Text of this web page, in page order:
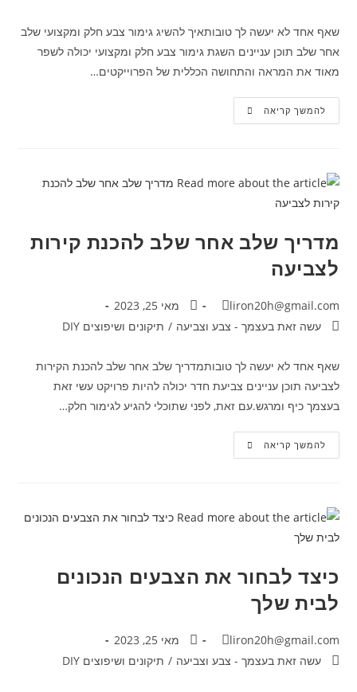
שאף אחד לא יעשה לך טובותאיך להשיג גימור צבע חלק ומקצועי שלב
אחר שלב תוכן עניינים השגת גימור צבע חלק ומקצועי יכולה לשפר
מאוד את המראה והתחושה הכללית של הפרוייקטים…
להמשך קריאה
מדריך שלב אחר שלב להכנת קירות
לצביעה
liron20h@gmail.com
מאי 25, 2023
עשה זאת בעצמך - צבע וצביעה / תיקונים ושיפוצים DIY
שאף אחד לא יעשה לך טובותמדריך שלב אחר שלב להכנת הקירות
לצביעה תוכן עניינים צביעת חדר יכולה להיות פרויקט עשי זאת
בעצמך כיף ומרגש.עם זאת, לפני שתוכלי להגיע לגימור חלק…
להמשך קריאה
כיצד לבחור את הצבעים הנכונים
לבית שלך
liron20h@gmail.com
מאי 25, 2023
עשה זאת בעצמך - צבע וצביעה / תיקונים ושיפוצים DIY